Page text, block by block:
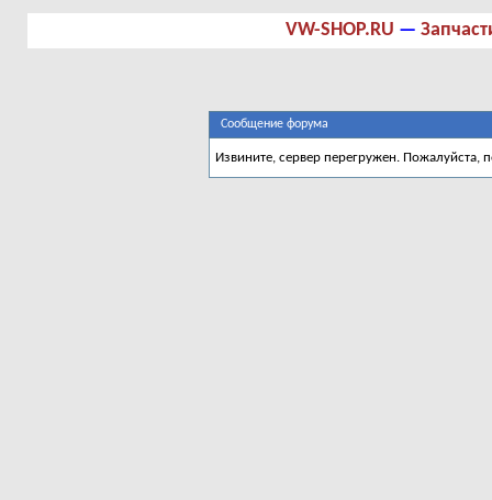
VW-SHOP.RU —
Сообщение форума
Извините, сервер перегружен. Пожалуйста,